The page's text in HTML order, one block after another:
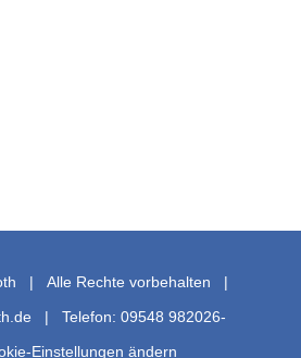
| Alle Rechte vorbehalten |
| Telefon: 09548 982026-
Einstellungen ändern